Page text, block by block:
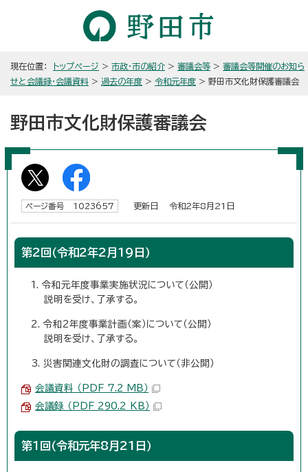
現在位置： トップページ > 市政・市の紹介 > 審議会等 > 審議会等開催のお知ら
せと会議録・会議資料 > 過去の年度 > 令和元年度 > 野田市文化財保護審議会
野田市文化財保護審議会
ページ番号 1023657 更新日 令和2年8月21日
第2回（令和2年2月19日）
1. 令和元年度事業実施状況について（公開）
説明を受け、了承する。
2. 令和2年度事業計画（案）について（公開）
説明を受け、了承する。
3. 災害関連文化財の調査について（非公開）
会議資料 （PDF 7.2 MB）
会議録 （PDF 290.2 KB）
第1回（令和元年8月21日）